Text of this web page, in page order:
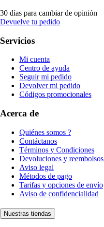
30 días para cambiar de opinión
Devuelve tu pedido
Servicios
Mi cuenta
Centro de ayuda
Seguir mi pedido
Devolver mi pedido
Códigos promocionales
Acerca de
Quiénes somos ?
Contáctanos
Términos y Condiciones
Devoluciones y reembolsos
Aviso legal
Métodos de pago
Tarifas y opciones de envío
Aviso de confidencialidad
Nuestras tiendas